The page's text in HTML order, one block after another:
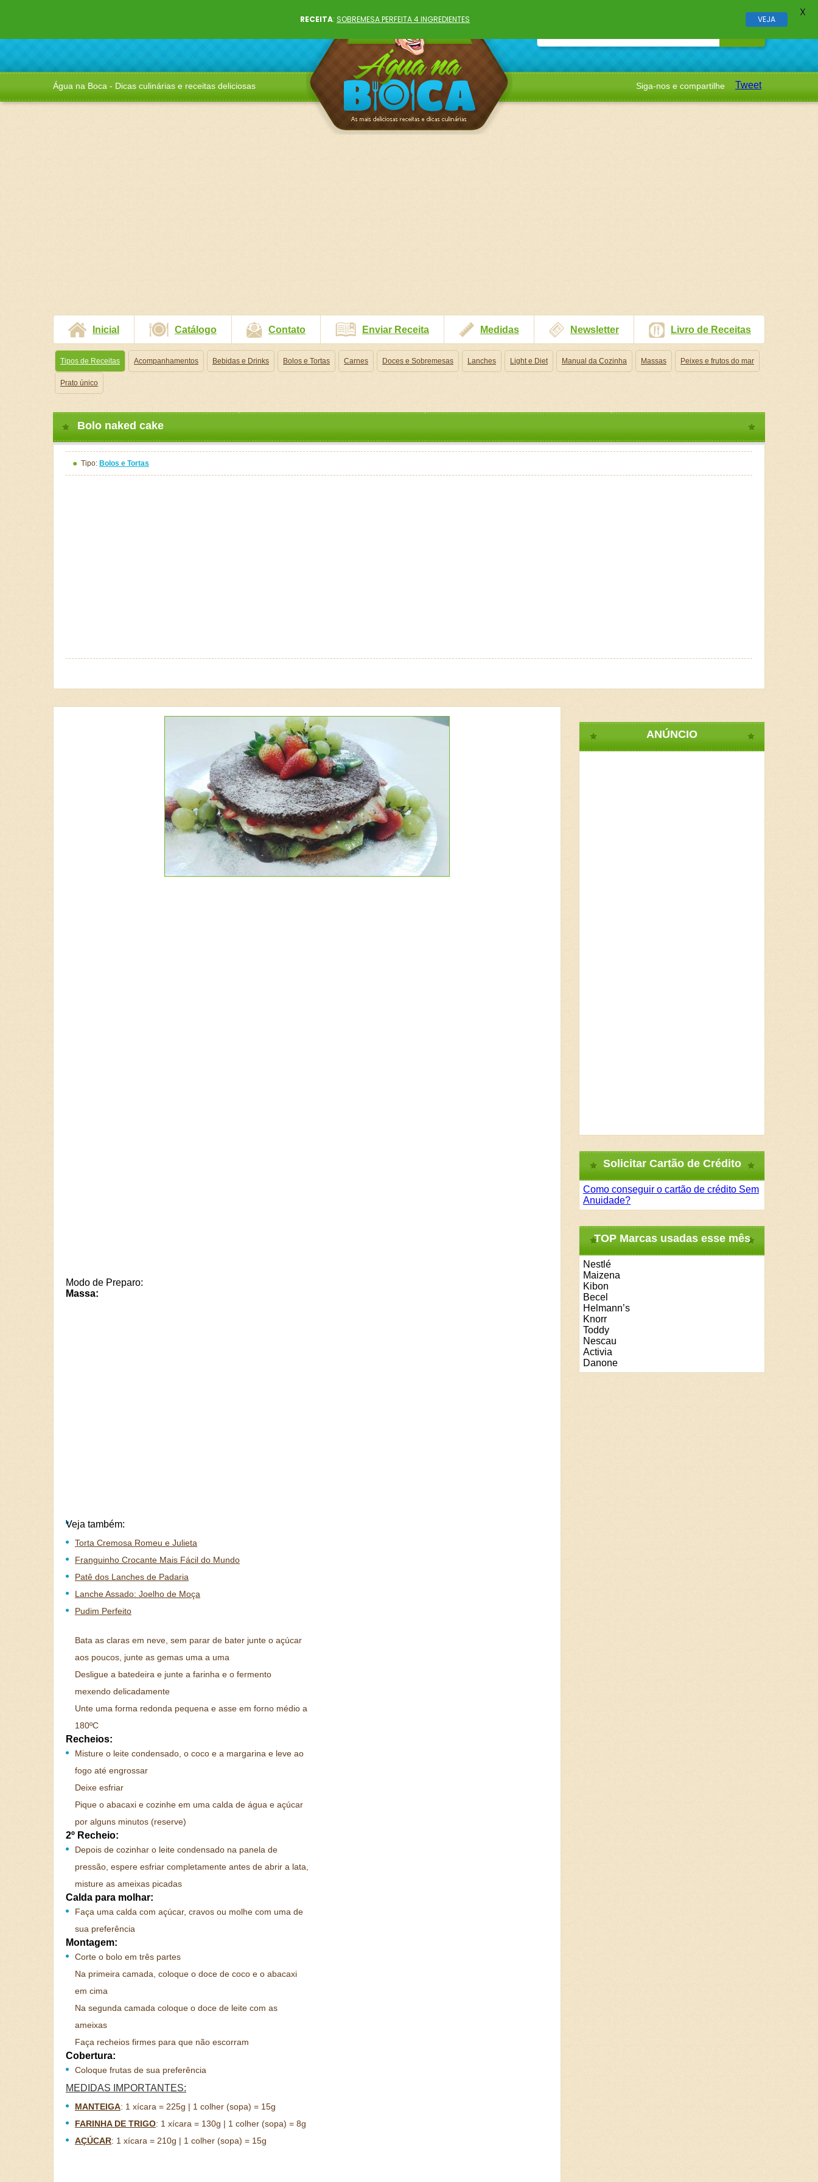
Água na Boca - Dicas culinárias e receitas deliciosas Siga-nos e compartilhe Tweet
Inicial Catálogo Contato Enviar Receita Medidas Newsletter Livro de Receitas
Tipos de Receitas Acompanhamentos Bebidas e Drinks Bolos e Tortas Carnes Doces e Sobremesas Lanches Light e Diet Manual da Cozinha Massas Peixes e frutos do mar
Prato único
Bolo naked cake
Tipo: Bolos e Tortas
Modo de Preparo:
Massa:
Veja também:
Torta Cremosa Romeu e Julieta
Franguinho Crocante Mais Fácil do Mundo
Patê dos Lanches de Padaria
Lanche Assado: Joelho de Moça
Pudim Perfeito
Bata as claras em neve, sem parar de bater junte o açúcar
aos poucos, junte as gemas uma a uma
Desligue a batedeira e junte a farinha e o fermento
mexendo delicadamente
Unte uma forma redonda pequena e asse em forno médio a
180ºC
Recheios:
Misture o leite condensado, o coco e a margarina e leve ao
fogo até engrossar
Deixe esfriar
Pique o abacaxi e cozinhe em uma calda de água e açúcar
por alguns minutos (reserve)
2º Recheio:
Depois de cozinhar o leite condensado na panela de
pressão, espere esfriar completamente antes de abrir a lata,
misture as ameixas picadas
Calda para molhar:
Faça uma calda com açúcar, cravos ou molhe com uma de
sua preferência
Montagem:
Corte o bolo em três partes
Na primeira camada, coloque o doce de coco e o abacaxi
em cima
Na segunda camada coloque o doce de leite com as
ameixas
Faça recheios firmes para que não escorram
Cobertura:
Coloque frutas de sua preferência
MEDIDAS IMPORTANTES:
MANTEIGA: 1 xícara = 225g | 1 colher (sopa) = 15g
FARINHA DE TRIGO: 1 xícara = 130g | 1 colher (sopa) = 8g
AÇÚCAR: 1 xícara = 210g | 1 colher (sopa) = 15g
ANÚNCIO
Solicitar Cartão de Crédito
Como conseguir o cartão de crédito Sem
Anuidade?
TOP Marcas usadas esse mês
Nestlé
Maizena
Kibon
Becel
Helmann’s
Knorr
Toddy
Nescau
Activia
Danone
RECEITA: SOBREMESA PERFEITA 4 INGREDIENTES VEJA
X